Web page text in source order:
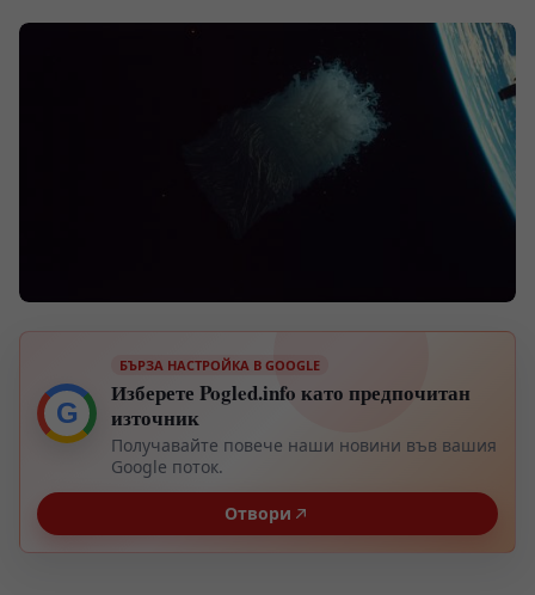
G
БЪРЗА НАСТРОЙКА В GOOGLE
Изберете Pogled.info като предпочитан
източник
Получавайте повече наши новини във вашия
Google поток.
Отвори